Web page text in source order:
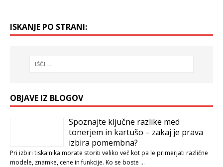
ISKANJE PO STRANI:
OBJAVE IZ BLOGOV
Spoznajte ključne razlike med
tonerjem in kartušo – zakaj je prava
izbira pomembna?
Pri izbiri tiskalnika morate storiti veliko več kot pa le primerjati različne
modele, znamke, cene in funkcije. Ko se boste …